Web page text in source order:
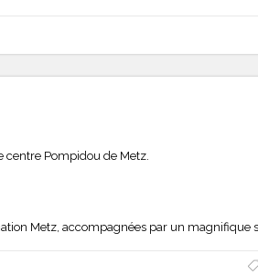
centre Pompidou de Metz.
Metz, accompagnées par un magnifique